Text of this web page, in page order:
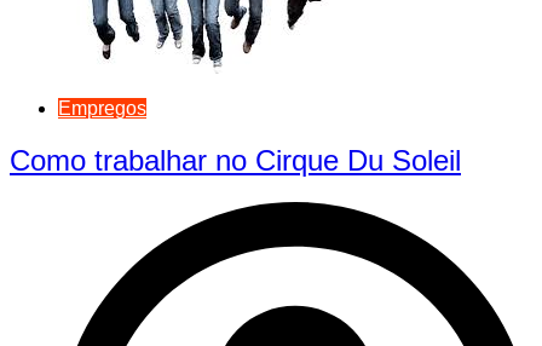
Empregos
Como trabalhar no Cirque Du Soleil